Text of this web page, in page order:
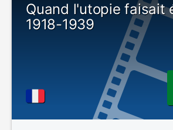
Quand l'utopie faisait
1918-1939